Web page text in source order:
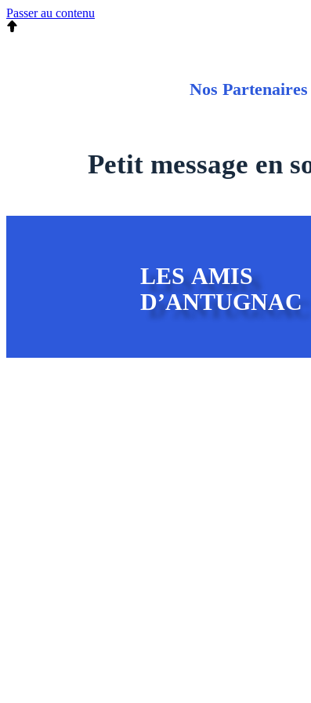
Passer au contenu
Nos Partenaires
Petit message en
LES AMIS
D’ANTUGNAC